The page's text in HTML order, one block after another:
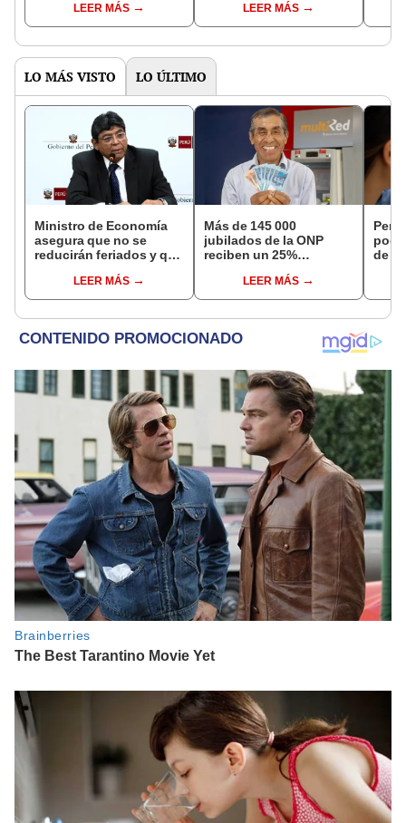
hasta 2027 por falta de
financiamiento
LEER MÁS
evitar colasLEER MÁS
LO MÁS VISTO LO ÚLTIMO
Ministro de Economía
asegura que no se
reducirán feriados y que
aumentará en dos
etapas
LEER MÁS
Más de 145 000
jubilados de la ONP
reciben un 25%
en agostoLEER MÁS
de